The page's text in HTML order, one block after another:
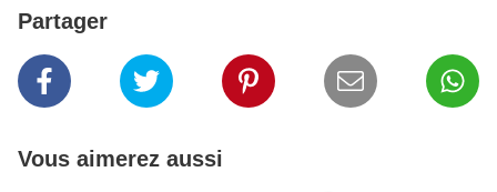
Partager
Vous aimerez aussi